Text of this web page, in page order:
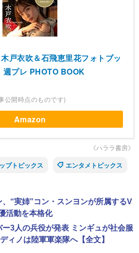
木戸衣吹＆石飛恵里花フォトブッ
週プレ PHOTO BOOK
公開時点のものです)
Amazon
《ハララ書房》
プトピックス エンタメトピックス
“実姉”コン・スンヨンが所属するV
活動を本格化
3人の兵役が発表 ミンギュが社会服
ィノは陸軍軍楽隊へ【全文】